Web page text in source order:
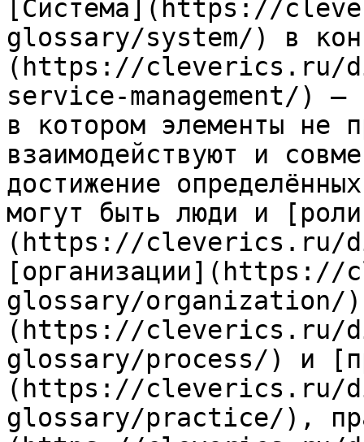
[Система](https://
glossary/system/) в
(https://cleverics.ru/
service-management/) —
в котором элементы не
взаимодействуют и
достижение
могут быть люди и
(https://cleverics.ru/
glossary/organization/
(https://cleverics.ru/
glossary/process/) и
(https://cleverics.ru/
glossary/practice/),